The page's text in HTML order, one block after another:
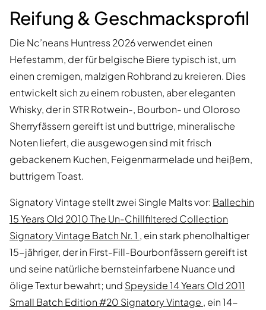
Reifung & Geschmacksprofil
Die Nc’neans Huntress 2026 verwendet einen
Hefestamm, der für belgische Biere typisch ist, um
einen cremigen, malzigen Rohbrand zu kreieren. Dies
entwickelt sich zu einem robusten, aber eleganten
Whisky, der in STR Rotwein-, Bourbon- und Oloroso
Sherryfässern gereift ist und buttrige, mineralische
Noten liefert, die ausgewogen sind mit frisch
gebackenem Kuchen, Feigenmarmelade und heißem,
buttrigem Toast.
Signatory Vintage stellt zwei Single Malts vor: Ballechin
15 Years Old 2010 The Un-Chillfiltered Collection
Signatory Vintage Batch Nr. 1 , ein stark phenolhaltiger
15-jähriger, der in First-Fill-Bourbonfässern gereift ist
und seine natürliche bernsteinfarbene Nuance und
ölige Textur bewahrt; und Speyside 14 Years Old 2011
Small Batch Edition #20 Signatory Vintage , ein 14-